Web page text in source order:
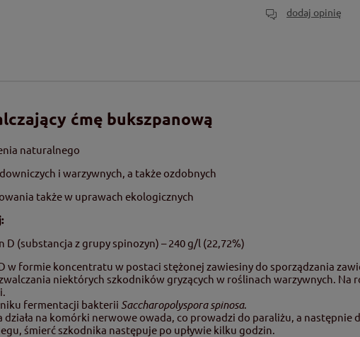
dodaj opinię
ćmę bukszpanową
naturalnego
i warzywnych, a także ozdobnych
także w uprawach ekologicznych
D (substancja z grupy spinozyn) – 240 g/l (22,72%)
w formie koncentratu w postaci stężonej zawiesiny do sporządzania
niektórych szkodników gryzących w roślinach warzywnych. Na
fermentacji bakterii Saccharopolyspora spinosa.
na komórki nerwowe owada, co prowadzi do paraliżu, a
śmierć szkodnika następuje po upływie kilku godzin.